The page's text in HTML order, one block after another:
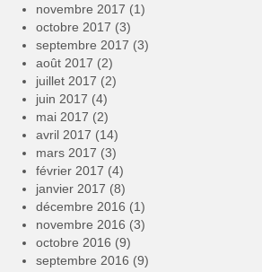
novembre 2017 (1)
octobre 2017 (3)
septembre 2017 (3)
août 2017 (2)
juillet 2017 (2)
juin 2017 (4)
mai 2017 (2)
avril 2017 (14)
mars 2017 (3)
février 2017 (4)
janvier 2017 (8)
décembre 2016 (1)
novembre 2016 (3)
octobre 2016 (9)
septembre 2016 (9)